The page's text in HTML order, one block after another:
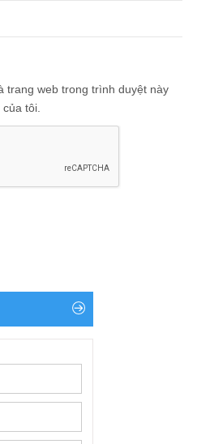
trang web trong trình duyệt này
tôi.